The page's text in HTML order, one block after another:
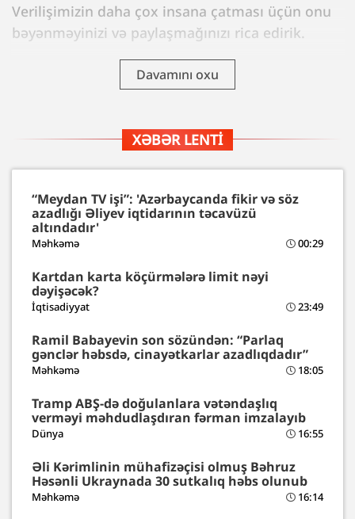
Verilişimizin daha çox insana çatması üçün onu
bəyənməyinizi və paylaşmağınızı rica edirik.
Davamını oxu
XƏBƏR LENTI
“Meydan TV işi”: 'Azərbaycanda fikir və söz
azadlığı Əliyev iqtidarının təcavüzü
altındadır'
Məhkəmə 00:29
Kartdan karta köçürmələrə limit nəyi
dəyişəcək?
İqtisadiyyat 23:49
Ramil Babayevin son sözündən: “Parlaq
gənclər həbsdə, cinayətkarlar azadlıqdadır”
Məhkəmə 18:05
Tramp ABŞ-də doğulanlara vətəndaşlıq
verməyi məhdudlaşdıran fərman imzalayıb
Dünya 16:55
Əli Kərimlinin mühafizəçisi olmuş Bəhruz
Həsənli Ukraynada 30 sutkalıq həbs olunub
Məhkəmə 16:14